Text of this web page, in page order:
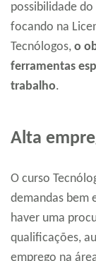
possibilidade
focando na
Tecnólogos, o
ferramentas
trabalho.
Alta
O curso
demandas bem
haver uma
qualificações,
emprego na